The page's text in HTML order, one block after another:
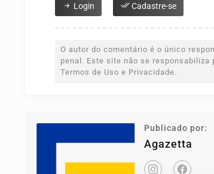
Login Cadastre-se
O autor do comentário é o único
penal. Este site não se
Termos de Uso e Privacidade.
Publicado por:
Agazetta